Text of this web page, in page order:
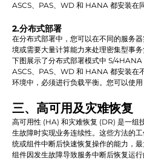
ASCS、PAS、WD 和 HANA 都安装在
2.分布式部署
在分布式部署中，您可以在不同的服务
境或需要大量计算能力来处理密集型事
下图展示了分布式部署模式中 S/
ASCS、PAS、WD 和 HANA 都安装在
环境中，必须进行负载平衡。您可以使
三、高可用及灾难恢复
高可用性 (HA) 和灾难恢复 (DR) 是一组
生故障时实现业务连续性。这些方法的
统或组件中断后快速恢复操作的能力，
组件因发生故障导致服务中断后恢复运行